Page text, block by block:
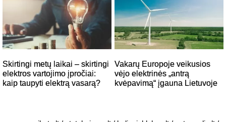
Skirtingi metų laikai – skirtingi
elektros vartojimo įpročiai:
kaip taupyti elektrą vasarą?
Vakarų Europoje veikusios
vėjo elektrinės „antrą
kvėpavimą“ įgauna Lietuvoje